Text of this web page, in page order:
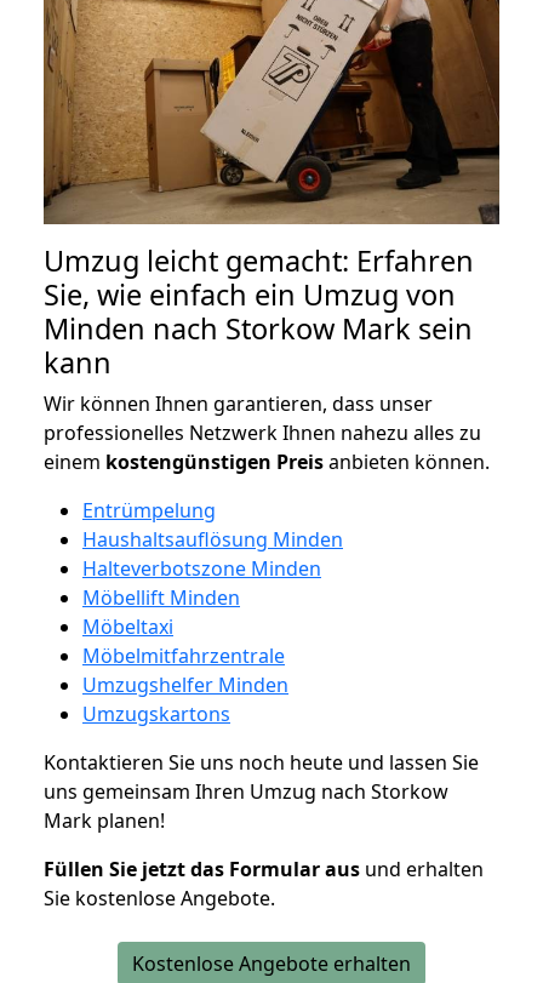
Umzug leicht gemacht: Erfahren
Sie, wie einfach ein Umzug von
Minden nach Storkow Mark sein
kann
Wir können Ihnen garantieren, dass unser
professionelles Netzwerk Ihnen nahezu alles zu
einem kostengünstigen Preisanbieten können.
Entrümpelung
Haushaltsauflösung Minden
Halteverbotszone Minden
Möbellift Minden
Möbeltaxi
Möbelmitfahrzentrale
Umzugshelfer Minden
Umzugskartons
Kontaktieren Sie uns noch heute und lassen Sie
uns gemeinsam Ihren Umzug nach Storkow
Mark planen!
Füllen Sie jetzt das Formular aus und erhalten
Sie kostenlose Angebote.
Kostenlose Angebote erhalten